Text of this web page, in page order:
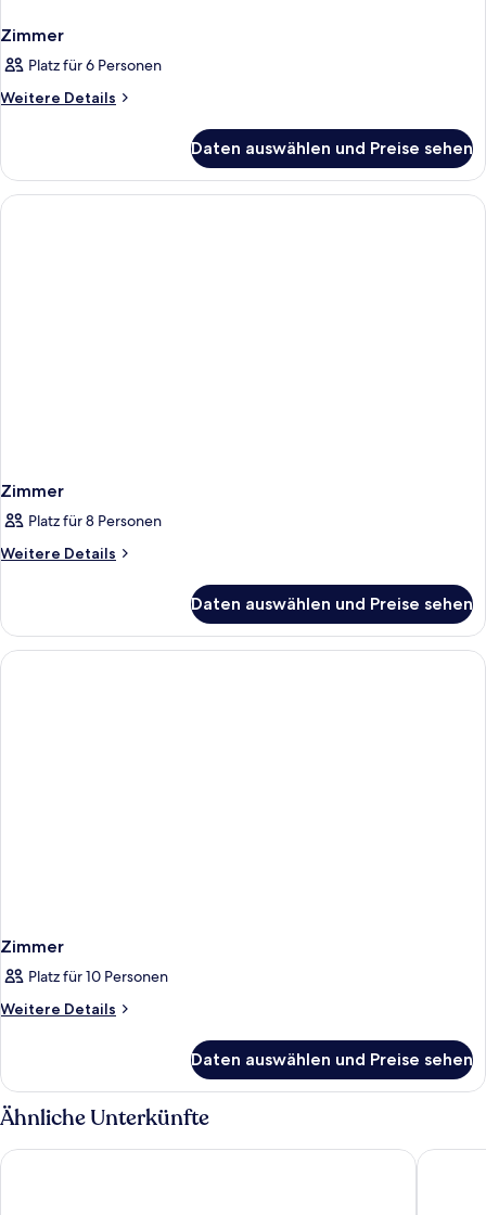
Zimmer
Platz für 6 Personen
Weitere Details
Weitere
Daten auswählen und Preise sehen
Zimmer
Platz für 8 Personen
Weitere Details
Weitere
Daten auswählen und Preise sehen
Zimmer
Platz für 10 Personen
Weitere Details
Weitere
Daten auswählen und Preise sehen
Ähnliche Unterkünfte
Acodomo Apartamenty Poddębice